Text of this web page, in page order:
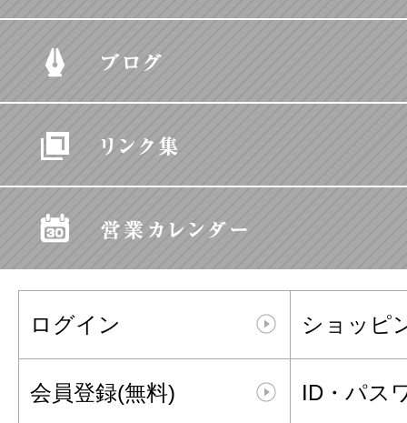
ログイン ショッピ
会員登録(無料) ID・パス